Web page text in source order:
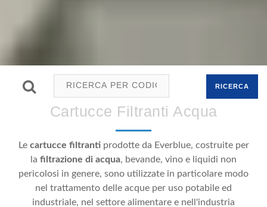
RICERCA
Cartucce Filtranti Acqua
Le cartucce filtrantiprodotte da Everblue, costruite per
la filtrazione di acqua, bevande, vino e liquidi non
pericolosi in genere, sono utilizzate in particolare modo
nel trattamento delle acque per uso potabile ed
industriale, nel settore alimentare e nell'industria